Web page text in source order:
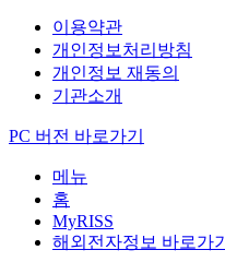
이용약관
개인정보처리방침
개인정보 재동의
기관소개
PC 버전 바로가기
메뉴
홈
MyRISS
해외전자정보 바로가기